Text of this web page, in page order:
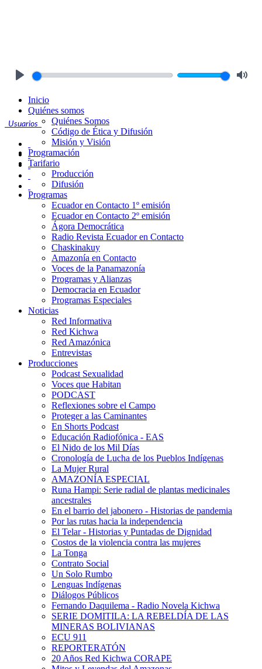
Usuarios
Inicio
Quiénes somos
Quiénes Somos
Código de Ética y Difusión
Misión y Visión
Programación
Tarifario
Producción
Difusión
Programas
Ecuador en Contacto 1º emisión
Ecuador en Contacto 2º emisión
Ágora Democrática
Radio Revista Ecuador en Contacto
Chaskinakuy
Amazonía en Contacto
Voces de la Panamazonía
Programas y Alianzas
Democracia en Ecuador
Programas Especiales
Noticias
Red Informativa
Red Kichwa
Red Amazónica
Entrevistas
Producciones
Podcast Sexualidad
Voces que Habitan
PODCAST
Reflexiones sobre el Campo
Proteger a las Caminantes
En Shorts Podcast
Educación Radiofónica - EAS
El Nido de los Mil Días
Cronología de Lucha de los Pueblos Indígenas
La Mujer Rural
AMAZONÍA ESPECIAL
Runa Hampi: Serie radial de plantas medicinales
ancestrales
En el barrio del jabonero - Historias de pandemia
Por las rutas hacia la independencia
El Telar - Historias y Puntadas de Dignidad
Costos de la violencia contra las mujeres
La Tonga
Contrato Social
Un Solo Rumbo
Lenguas Indígenas
Diálogos Públicos
Fernando Daquilema - Radio Novela Kichwa
SERIE DOMITILA: LA REBELDÍA DE LAS
MINERAS BOLIVIANAS
ECU 911
REPORTERATÓN
20 Años Red Kichwa CORAPE